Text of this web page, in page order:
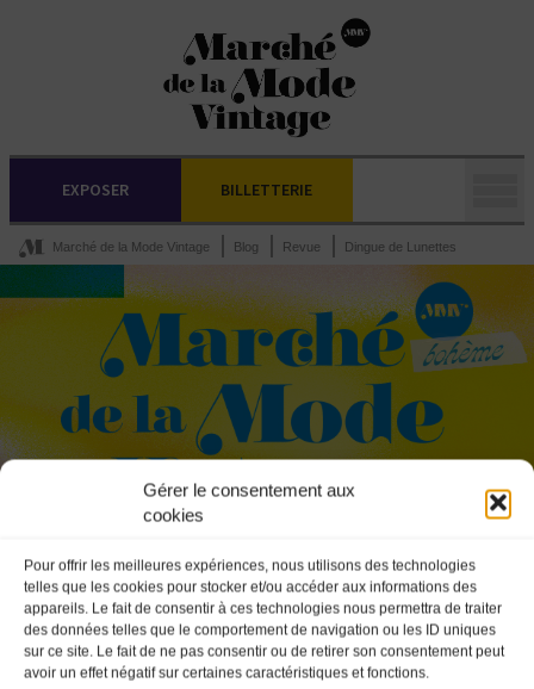
Gérer le consentement aux
cookies
Pour offrir les meilleures expériences, nous utilisons des technologies
telles que les cookies pour stocker et/ou accéder aux informations des
appareils. Le fait de consentir à ces technologies nous permettra de traiter
des données telles que le comportement de navigation ou les ID uniques
sur ce site. Le fait de ne pas consentir ou de retirer son consentement peut
avoir un effet négatif sur certaines caractéristiques et fonctions.
EXPOSER BILLETTERIE
Marché de la Mode Vintage Blog Revue Dingue de Lunettes